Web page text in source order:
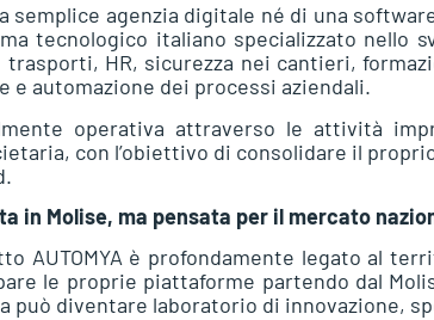
semplice agenzia digitale né di una
tecnologico italiano specializzato nello
HR, sicurezza nei cantieri,
e automazione dei processi aziendali.
operativa attraverso le attività
con l’obiettivo di consolidare il
in Molise, ma pensata per il mercato
AUTOMYA è profondamente legato al
le proprie piattaforme partendo dal
può diventare laboratorio di innovazione,